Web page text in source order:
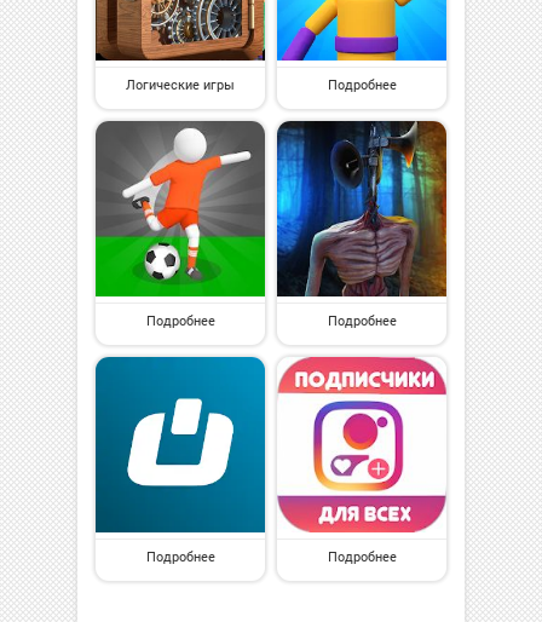
Логические игры Подробнее
Подробнее Подробнее
Подробнее Подробнее